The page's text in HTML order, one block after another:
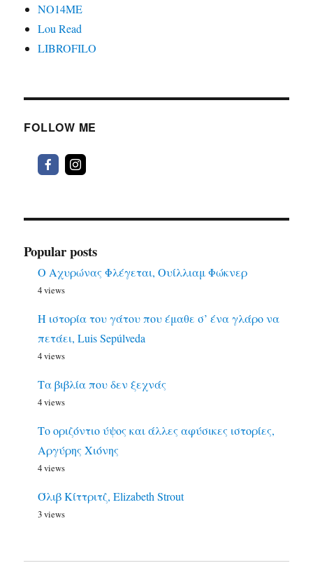
ΝΟ14ΜΕ
Lou Read
LIBROFILO
FOLLOW ME
Popular posts
Ο Αχυρώνας Φλέγεται, Ουίλλιαμ Φώκνερ
4 views
Η ιστορία του γάτου που έμαθε σ’ ένα γλάρο να
πετάει, Luis Sepúlveda
4 views
Τα βιβλία που δεν ξεχνάς
4 views
Το οριζόντιο ύψος και άλλες αφύσικες ιστορίες,
Αργύρης Χιόνης
4 views
Όλιβ Κίττριτζ, Elizabeth Strout
3 views